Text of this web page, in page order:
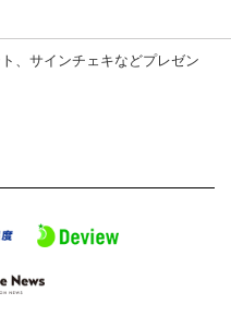
、サインチェキなどプレゼン